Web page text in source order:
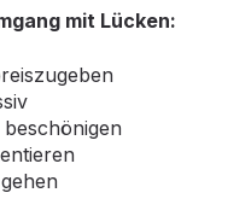
mit Lücken: